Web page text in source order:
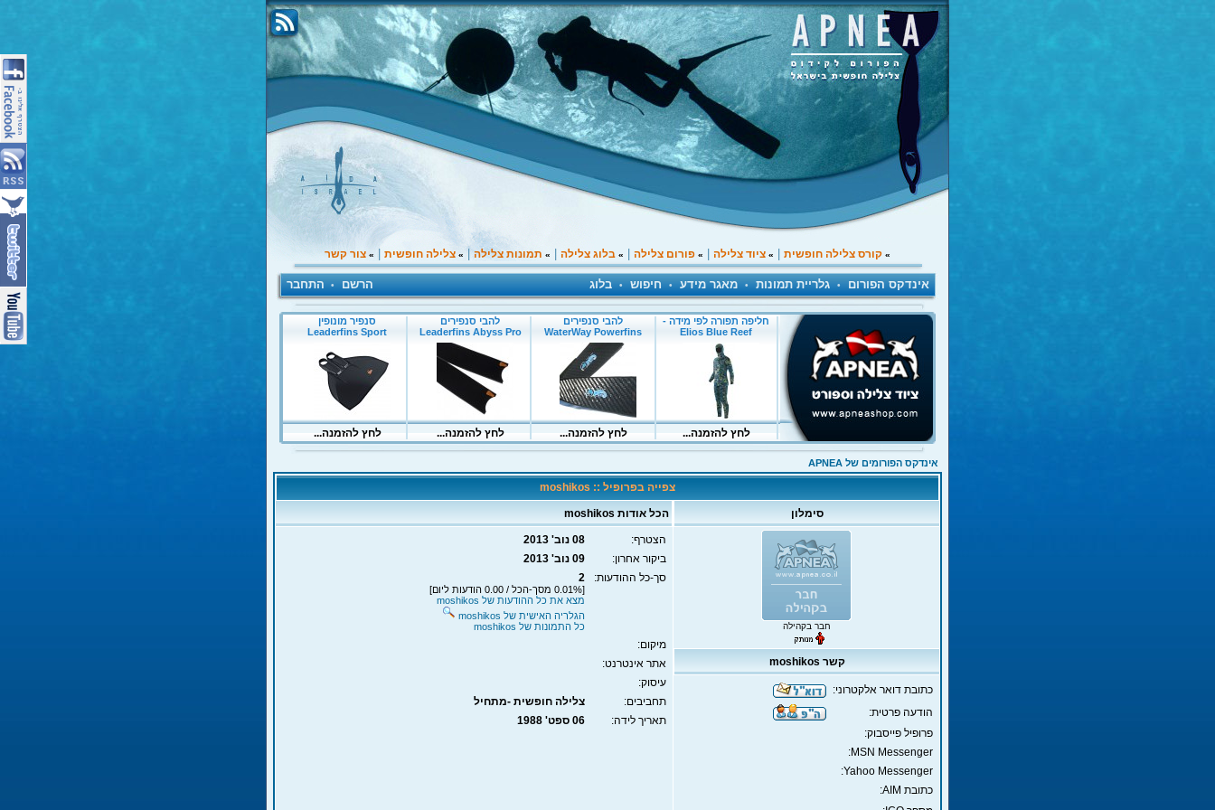
» קורס צלילה חופשית » ציוד צלילה » פורום צלילה » בלוג צלילה » תמונות צלילה » צלילה חופשית » צור קשר
אינדקס הפורום • גלריית תמונות • מאגר מידע • חיפוש • בלוג הרשם • התחבר
אינדקס הפורומים של APNEA
צפייה בפרופיל :: moshikos
סימלון הכל אודות moshikos
חבר בקהילה
הצטרף:
08 נוב' 2013
ביקור אחרון:
09 נוב' 2013
סך-כל ההודעות:
2
[0.01% מסך-הכל / 0.00 הודעות ליום]
מצא את כל ההודעות של moshikos
הגלריה האישית של moshikos
כל התמונות של moshikos
מיקום:
אתר אינטרנט:
עיסוק:
תחביבים:
צלילה חופשית -מתחיל
תאריך לידה:
06 ספט' 1988
קשר moshikos
כתובת דואר אלקטרוני:
הודעה פרטית:
פרופיל פייסבוק:
MSN Messenger:
Yahoo Messenger:
כתובת AIM: